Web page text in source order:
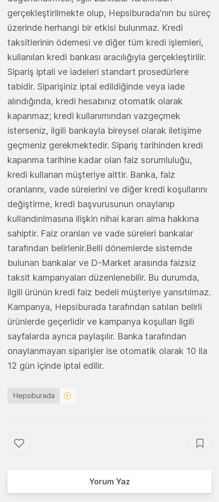
gerçekleştirilmekte olup, Hepsiburada'nın bu süreç
üzerinde herhangi bir etkisi bulunmaz. Kredi
taksitlerinin ödemesi ve diğer tüm kredi işlemleri,
kullanılan kredi bankası aracılığıyla gerçekleştirilir.
Sipariş iptali ve iadeleri standart prosedürlere
tabidir. Siparişiniz iptal edildiğinde veya iade
alındığında, kredi hesabınız otomatik olarak
kapanmaz; kredi kullanımından vazgeçmek
isterseniz, ilgili bankayla bireysel olarak iletişime
geçmeniz gerekmektedir. Sipariş tarihinden kredi
kapanma tarihine kadar olan faiz sorumluluğu,
kredi kullanan müşteriye aittir. Banka, faiz
oranlarını, vade sürelerini ve diğer kredi koşullarını
değiştirme, kredi başvurusunun onaylanıp
kullandırılmasına ilişkin nihai kararı alma hakkına
sahiptir. Faiz oranları ve vade süreleri bankalar
tarafından belirlenir.Belli dönemlerde sistemde
bulunan bankalar ve D-Market arasında faizsiz
taksit kampanyaları düzenlenebilir. Bu durumda,
ilgili ürünün kredi faiz bedeli müşteriye yansıtılmaz.
Kampanya, Hepsiburada tarafından satılan belirli
ürünlerde geçerlidir ve kampanya koşulları ilgili
sayfalarda ayrıca paylaşılır. Banka tarafından
onaylanmayan siparişler ise otomatik olarak 10 ila
12 gün içinde iptal edilir.
Hepsiburada
Yorum Yaz